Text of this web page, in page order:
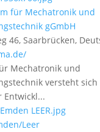
für Mechatronik und
gGmbH
46, Saarbrücken,
Mechatronik und
versteht sich
Leer